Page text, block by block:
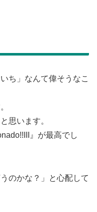
ち」なんて偉そうなこ
思います。
』が最高でし
のかな？」と心配して